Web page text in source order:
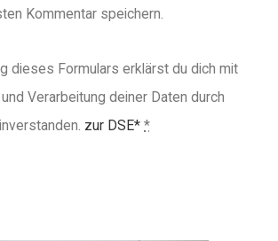
Kommentar speichern.
dieses Formulars erklärst du dich mit
Verarbeitung deiner Daten durch
zur DSE* *